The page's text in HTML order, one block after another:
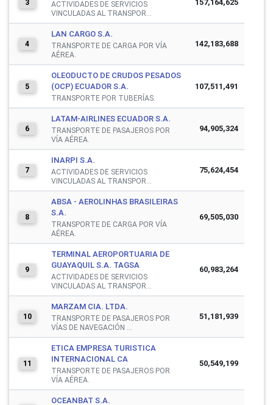
3
ACTIVIDADES DE SERVICIOS
VINCULADAS AL TRANSPOR...
4
LAN CARGO S.A.
TRANSPORTE DE CARGA POR VÍA
AÉREA.
142,183,688
5
OLEODUCTO DE CRUDOS PESADOS
(OCP) ECUADOR S.A.
TRANSPORTE POR TUBERÍAS.
107,511,491
6
LATAM-AIRLINES ECUADOR S.A.
TRANSPORTE DE PASAJEROS POR
VÍA AÉREA.
94,905,324
7
INARPI S.A.
ACTIVIDADES DE SERVICIOS
VINCULADAS AL TRANSPOR...
75,624,454
8
ABSA - AEROLINHAS BRASILEIRAS
S.A.
TRANSPORTE DE CARGA POR VÍA
AÉREA.
69,505,030
9
TERMINAL AEROPORTUARIA DE
GUAYAQUIL S.A. TAGSA
ACTIVIDADES DE SERVICIOS
VINCULADAS AL TRANSPOR...
60,983,264
10
MARZAM CIA. LTDA.
TRANSPORTE DE PASAJEROS POR
VÍAS DE NAVEGACIÓN ...
51,181,939
11
ETICA EMPRESA TURISTICA
INTERNACIONAL CA
TRANSPORTE DE PASAJEROS POR
VÍA AÉREA.
50,549,199
OCEANBAT S.A.